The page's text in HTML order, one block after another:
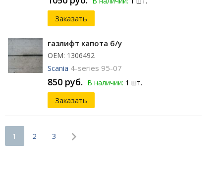
Заказать
газлифт капота б/у
ОЕМ: 1306492
Scania 4-series 95-07
850 руб. В наличии: 1 шт.
Заказать
1 2 3